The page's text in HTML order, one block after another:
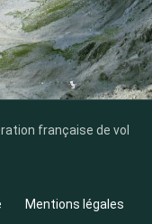
française de vol
Mentions légales